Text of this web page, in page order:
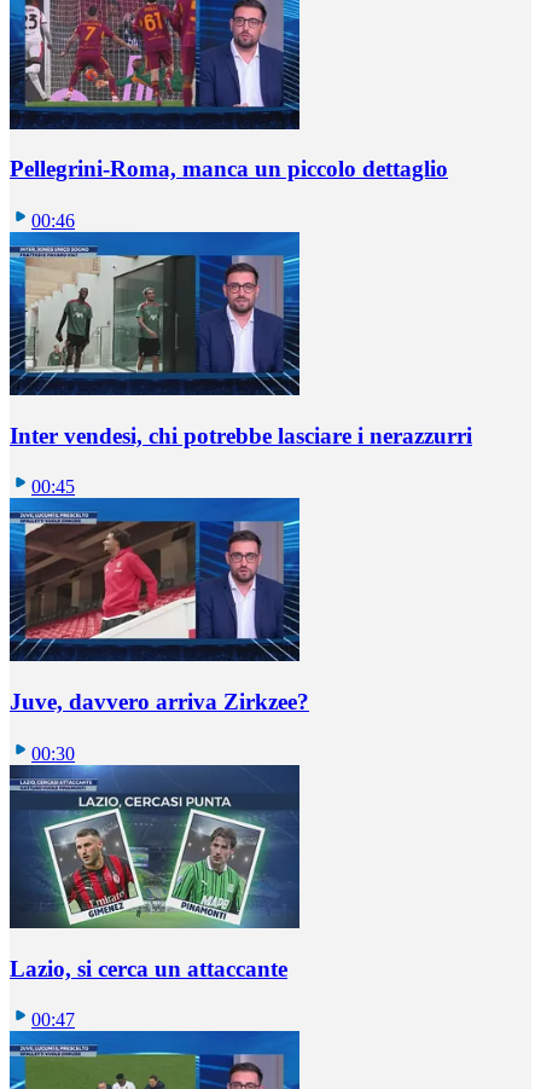
Pellegrini-Roma, manca un piccolo dettaglio
00:46
Inter vendesi, chi potrebbe lasciare i nerazzurri
00:45
Juve, davvero arriva Zirkzee?
00:30
Lazio, si cerca un attaccante
00:47